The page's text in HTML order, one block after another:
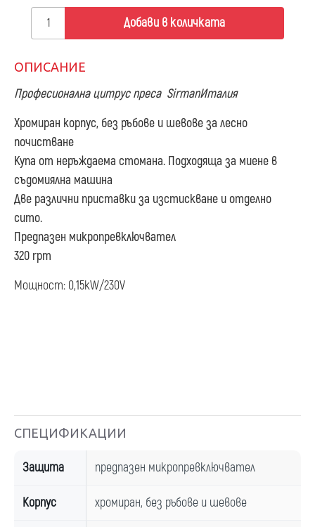
Добави в количката
ОПИСАНИЕ
Професионална цитрус преса SirmanИталия
Хромиран корпус, без ръбове и шевове за лесно
почистване
Купа от неръждаема стомана. Подходяща за миене в
съдомиялна машина
Две различни приставки за изстискване и отделно
сито.
Предпазен микропревключвател
320 rpm
Мощност: 0,15kW/230V
СПЕЦИФИКАЦИИ
Защита предпазен микропревключвател
Корпус хромиран, без ръбове и шевове